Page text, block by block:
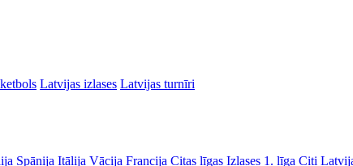
Latvijas izlases Latvijas turnīri
Spānija Itālija Vācija Francija Citas līgas Izlases 1. līga Citi